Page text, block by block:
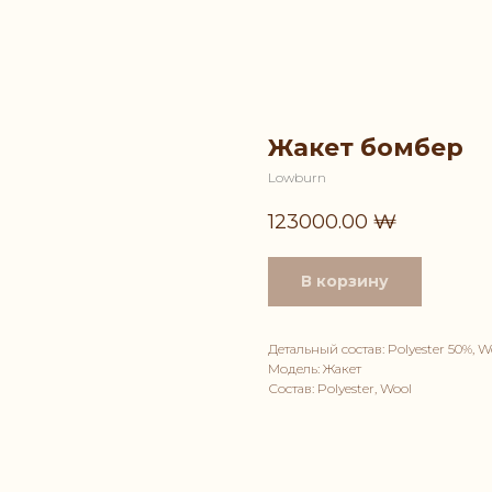
Жакет бомбер
Lowburn
123000.00 ₩
В корзину
Детальный состав: Polyester 50%,
Модель: Жакет
Состав: Polyester, Wool